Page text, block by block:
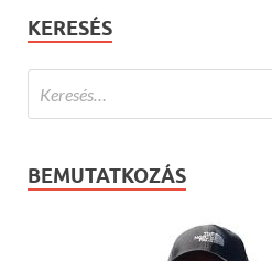
KERESÉS
BEMUTATKOZÁS